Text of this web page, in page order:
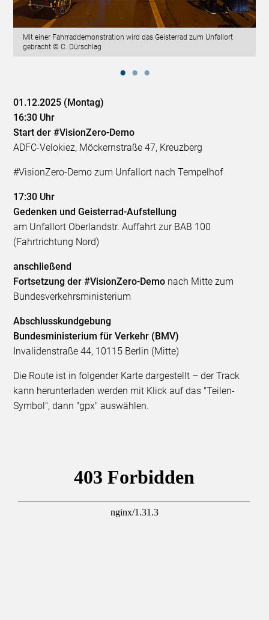
Mit einer Fahrraddemonstration wird das Geisterrad zum Unfallort
gebracht © C. Dürschlag
01.12.2025 (Montag)
16:30 Uhr
Start der #VisionZero-Demo
ADFC-Velokiez, Möckernstraße 47, Kreuzberg
#VisionZero-Demo zum Unfallort nach Tempelhof
17:30 Uhr
Gedenken und Geisterrad-Aufstellung
am Unfallort Oberlandstr. Auffahrt zur BAB 100
(Fahrtrichtung Nord)
anschließend
Fortsetzung der #VisionZero-Demo nach Mitte zum
Bundesverkehrsministerium
Abschlusskundgebung
Bundesministerium für Verkehr (BMV)
Invalidenstraße 44, 10115 Berlin (Mitte)
Die Route ist in folgender Karte dargestellt – der Track
kann herunterladen werden mit Klick auf das "Teilen-
Symbol", dann "gpx" auswählen.